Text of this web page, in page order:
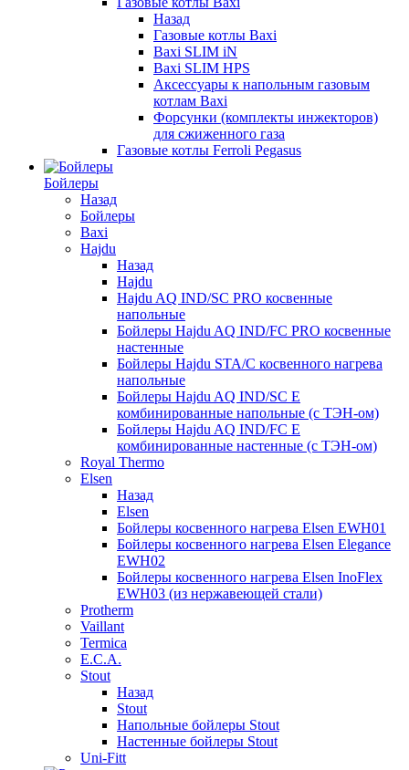
Назад
Газовые котлы Baxi
Baxi SLIM iN
Baxi SLIM HPS
Аксессуары к напольным газовым
котлам Baxi
Форсунки (комплекты инжекторов)
для сжиженного газа
Газовые котлы Ferroli Pegasus
Бойлеры
Назад
Бойлеры
Baxi
Hajdu
Назад
Hajdu
Hajdu AQ IND/SC PRO косвенные
напольные
Бойлеры Hajdu AQ IND/FC PRO косвенные
настенные
Бойлеры Hajdu STA/C косвенного нагрева
напольные
Бойлеры Hajdu AQ IND/SC E
комбинированные напольные (с ТЭН-ом)
Бойлеры Hajdu AQ IND/FC E
комбинированные настенные (с ТЭН-ом)
Royal Thermo
Elsen
Назад
Elsen
Бойлеры косвенного нагрева Elsen EWH01
Бойлеры косвенного нагрева Elsen Elegance
EWH02
Бойлеры косвенного нагрева Elsen InoFlex
EWH03 (из нержавеющей стали)
Protherm
Vaillant
Termica
E.C.A.
Stout
Назад
Stout
Напольные бойлеры Stout
Настенные бойлеры Stout
Uni-Fitt